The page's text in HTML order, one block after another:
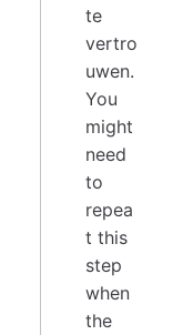
te
vertro
uwen.
You
might
need
to
repea
t this
step
when
the